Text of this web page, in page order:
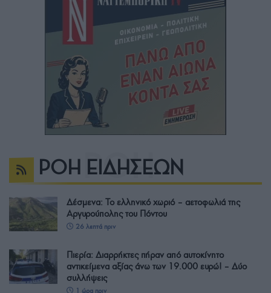
ΡΟΗ ΕΙΔΗΣΕΩΝ
Δέσμενα: Το ελληνικό χωριό – αετοφωλιά της
Αργυρούπολης του Πόντου
26 λεπτά πριν
Πιερία: Διαρρήκτες πήραν από αυτοκίνητο
αντικείμενα αξίας άνω των 19.000 ευρώ! – Δύο
συλλήψεις
1 ώρα πριν